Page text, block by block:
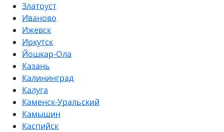
Златоуст
Иваново
Ижевск
Иркутск
Йошкар-Ола
Казань
Калининград
Калуга
Каменск-Уральский
Камышин
Каспийск